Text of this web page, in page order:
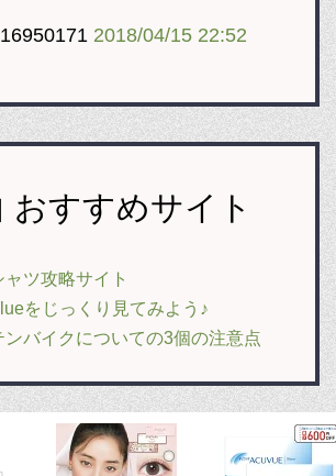
2018/04/15 22:52
おすすめサイト
ャツ攻略サイト
をじっくり見てみよう♪
ンバイクについての3個の注意点